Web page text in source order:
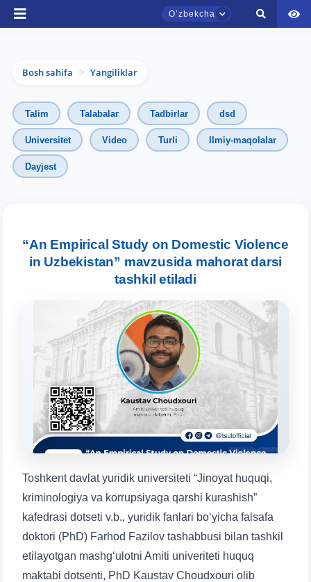
Oʼzbekcha
Bosh sahifa > Yangiliklar
Talim Talabalar Tadbirlar dsd
Universitet Video Turli Ilmiy-maqolalar
Dayjest
“An Empirical Study on Domestic Violence
in Uzbekistan” mavzusida mahorat darsi
tashkil etiladi
Toshkent davlat yuridik universiteti “Jinoyat huquqi,
kriminologiya va korrupsiyaga qarshi kurashish”
kafedrasi dotseti v.b., yuridik fanlari bo‘yicha falsafa
doktori (PhD) Farhod Fazilov tashabbusi bilan tashkil
etilayotgan mashg‘ulotni Amiti univeriteti huquq
maktabi dotsenti, PhD Kaustav Choudxouri olib
TDYU qabul murojaatlari chati
chatiga xush kelibsiz.
Qabul bo'yicha murojaatlaringizni ushbu
Mavzuni tanlang — keyin shu mavzudagi aniq
savollar chiqadi:
1. Hujjatlar (bakalavr) (5) 2. Hujjatlar (magistr) (4)
3. Suhbat (bakalavr) (8)
6. Elektron ariza (16)
7. Call-center (4) 8. Bakalavriat kvotasi (3)